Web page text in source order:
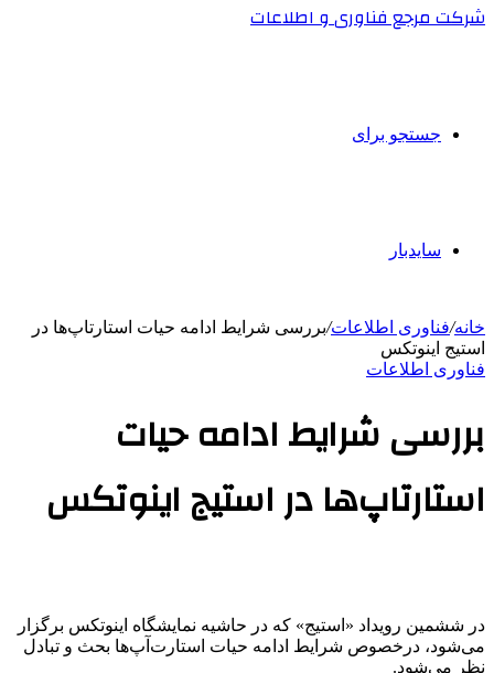
شرکت مرجع فناوری و اطلاعات
جستجو برای
سایدبار
خانه/فناوری اطلاعات/بررسی شرایط ادامه حیات استارتاپ‌ها در
استیج اینوتکس
فناوری اطلاعات
بررسی شرایط ادامه حیات
استارتاپ‌ها در استیج اینوتکس
در ششمین رویداد «استیج» که در حاشیه نمایشگاه اینوتکس برگزار
می‌شود، درخصوص شرایط ادامه حیات استارت‌آپ‌ها بحث و تبادل
نظر می‌شود.